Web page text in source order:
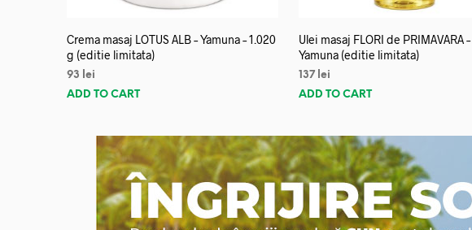
Crema masaj LOTUS ALB – Yamuna – 1.020
g (editie limitata)
93
lei
ADD TO CART
Ulei masaj FLORI de PRIMAVARA –
Yamuna (editie limitata)
137 lei
ADD TO CART